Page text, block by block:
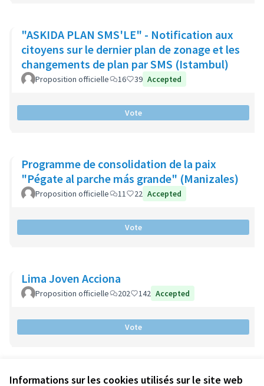
Informations sur les cookies utilisés sur le site web
"ASKIDA PLAN SMS'LE" - Notification aux
citoyens sur le dernier plan de zonage et les
changements de plan par SMS (Istambul)
Proposition officielle 16 39 Accepted
Vote
Programme de consolidation de la paix
"Pégate al parche más grande" (Manizales)
Proposition officielle 11 22 Accepted
Vote
Lima Joven Acciona
Proposition officielle 202 142 Accepted
Vote
Conditions d'utilisation